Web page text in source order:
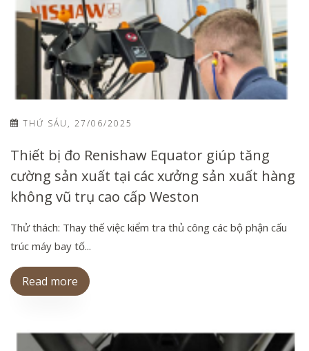
THỨ SÁU, 27/06/2025
Thiết bị đo Renishaw Equator giúp tăng
cường sản xuất tại các xưởng sản xuất hàng
không vũ trụ cao cấp Weston
Thử thách: Thay thế việc kiểm tra thủ công các bộ phận cấu
trúc máy bay tố...
Read more